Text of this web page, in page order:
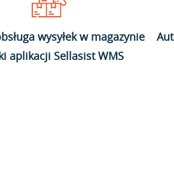
wysyłek w magazynie
aplikacji Sellasist WMS